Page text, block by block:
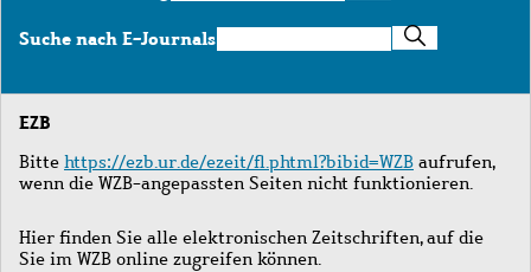
im
Katalog
Suche nach E-JournalsSuche
nach
Journals
EZB
Bitte https://ezb.ur.de/ezeit/fl.phtml?bibid=WZB aufrufen,
wenn die WZB-angepassten Seiten nicht funktionieren.
Hier finden Sie alle elektronischen Zeitschriften, auf die
Sie im WZB online zugreifen können.